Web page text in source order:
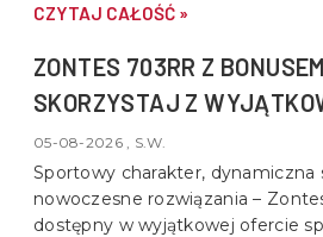
CZYTAJ CAŁOŚĆ »
ZONTES 703RR Z
SKORZYSTAJ Z
05-08-2026 , S.W.
Sportowy charakter, dynamiczna
nowoczesne rozwiązania –
dostępny w wyjątkowej ofercie